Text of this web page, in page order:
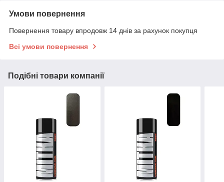
Умови повернення
Повернення товару впродовж 14 днів за рахунок покупця
Всі умови повернення
Подібні товари компанії